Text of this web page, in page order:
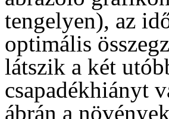
tengelyen), az
optimális
látszik a két
csapadékhiányt
ábrán a